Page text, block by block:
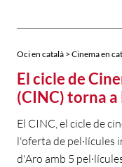
Oci en català > Cinema en
El cicle de
(CINC) torna
El CINC, el cicle de
l'oferta de pel·lícules
d'Aro amb 5